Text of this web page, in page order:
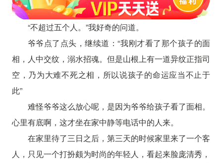
“不超过五个人。”我好奇的问道。
爷爷点了点头，继续道：“我刚才看了那个孩子的面
相，人中交纹，溺水招魂。但是山根上有一道异纹正指司
空，乃为大难不死之相，所以说孩子的命运应当不止于
此”
难怪爷爷这么放心呢，是因为爷爷给孩子看了面相。
心里有底啊，这才坐在家中静等电话中的人来。
在家里待了三日之后，第三天的时候家里来了一个客
人，只见一个打扮颇为时尚的年轻人，看起来脸庞清秀，